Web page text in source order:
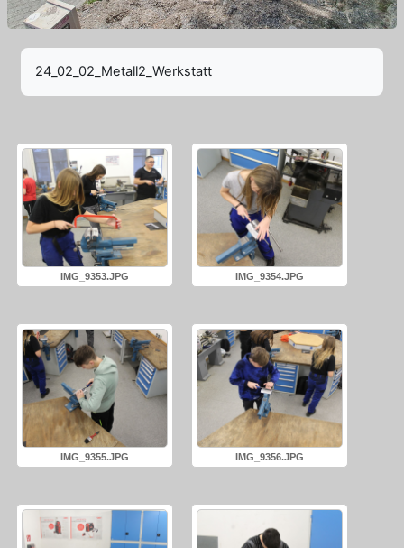
24_02_02_Metall2_Werkstatt
IMG_9353.JPG IMG_9354.JPG
IMG_9355.JPG IMG_9356.JPG